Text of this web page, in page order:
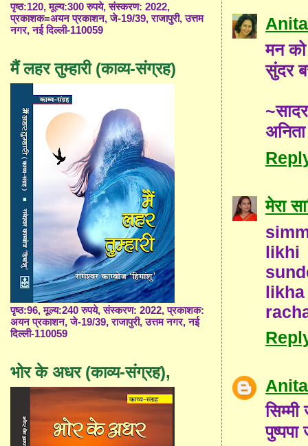
मन को
सुंदर
~सादर
मेरा
पृष्ठ:120, मूल्य:300 रुपये, संस्करण: 2022,
प्रकाशक=अयन प्रकाशन, जे-19/39, राजापुरी, उत्तम
नगर, नई दिल्ली-110059
मैं लहर तुम्हारी (काव्य-संग्रह)
पृष्ठ:96, मूल्य:240 रुपये, संस्करण: 2022, प्रकाशक:
अयन प्रकाशन, जे-19/39, राजापुरी, उत्तम नगर, नई
दिल्ली-110059
भोर के अधर (काव्य-संग्रह),